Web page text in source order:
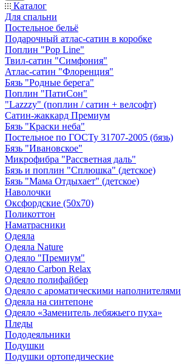
Каталог
Для спальни
Постельное бельё
Подарочный атлас-сатин в коробке
Поплин "Pop Line"
Твил-сатин "Симфония"
Атлас-сатин "Флоренция"
Бязь "Родные берега"
Поплин "ПатиСон"
"Lazzzy" (поплин / сатин + велсофт)
Сатин-жаккард Премиум
Бязь "Краски неба"
Постельное по ГОСТу 31707-2005 (бязь)
Бязь "Ивановское"
Микрофибра "Рассветная даль"
Бязь и поплин "Сплюшка" (детское)
Бязь "Мама Отдыхает" (детское)
Наволочки
Оксфордские (50х70)
Поликоттон
Наматрасники
Одеяла
Одеяла Nature
Одеяло "Премиум"
Одеяло Carbon Relax
Одеяло полифайбер
Одеяло с ароматическими наполнителями
Одеяла на синтепоне
Одеяло «Заменитель лебяжьего пуха»
Пледы
Пододеяльники
Подушки
Подушки ортопедические